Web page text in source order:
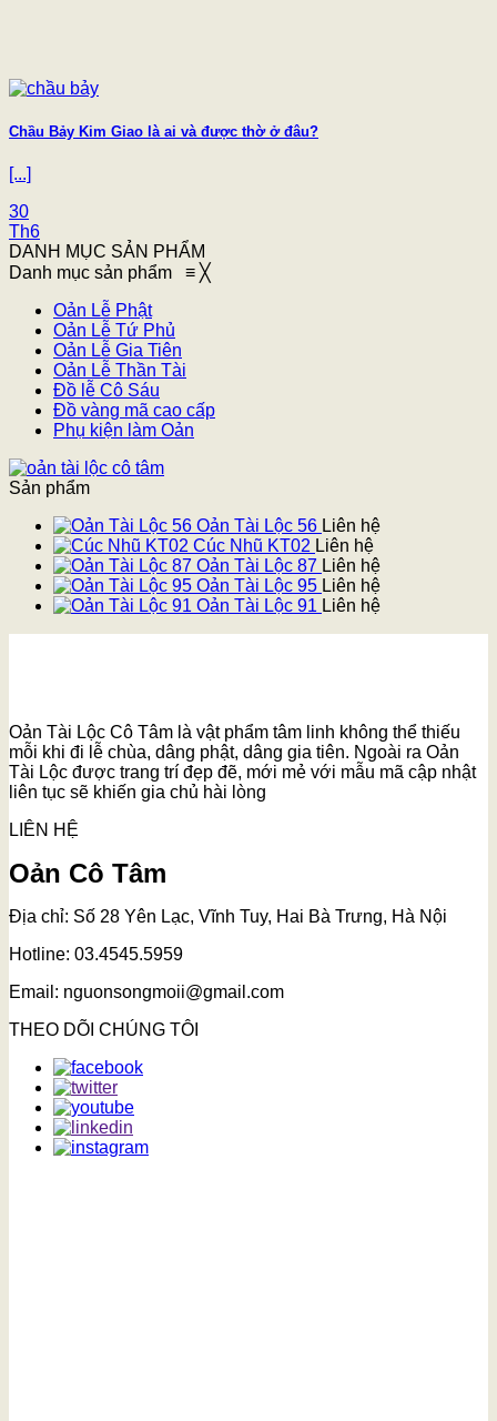
Chầu Bảy Kim Giao là ai và được thờ ở đâu?
[...]
30
Th6
DANH MỤC SẢN PHẨM
Danh mục sản phẩm ≡ ╳
Oản Lễ Phật
Oản Lễ Tứ Phủ
Oản Lễ Gia Tiên
Oản Lễ Thần Tài
Đồ lễ Cô Sáu
Đồ vàng mã cao cấp
Phụ kiện làm Oản
Sản phẩm
Oản Tài Lộc 56 Liên hệ
Cúc Nhũ KT02 Liên hệ
Oản Tài Lộc 87 Liên hệ
Oản Tài Lộc 95 Liên hệ
Oản Tài Lộc 91 Liên hệ
Oản Tài Lộc Cô Tâm là vật phẩm tâm linh không thể thiếu
mỗi khi đi lễ chùa, dâng phật, dâng gia tiên. Ngoài ra Oản
Tài Lộc được trang trí đẹp đẽ, mới mẻ với mẫu mã cập nhật
liên tục sẽ khiến gia chủ hài lòng
LIÊN HỆ
Oản Cô Tâm
Địa chỉ: Số 28 Yên Lạc, Vĩnh Tuy, Hai Bà Trưng, Hà Nội
Hotline: 03.4545.5959
Email: nguonsongmoii@gmail.com
THEO DÕI CHÚNG TÔI